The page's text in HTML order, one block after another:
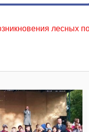
не осторожное